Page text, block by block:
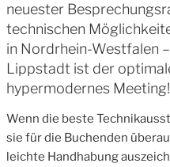
neuester
technischen
in Nordrhein-Westfalen
Lippstadt ist der
hypermodernes Meeting!
Wenn die beste
sie für die Buchenden
leichte Handhabung